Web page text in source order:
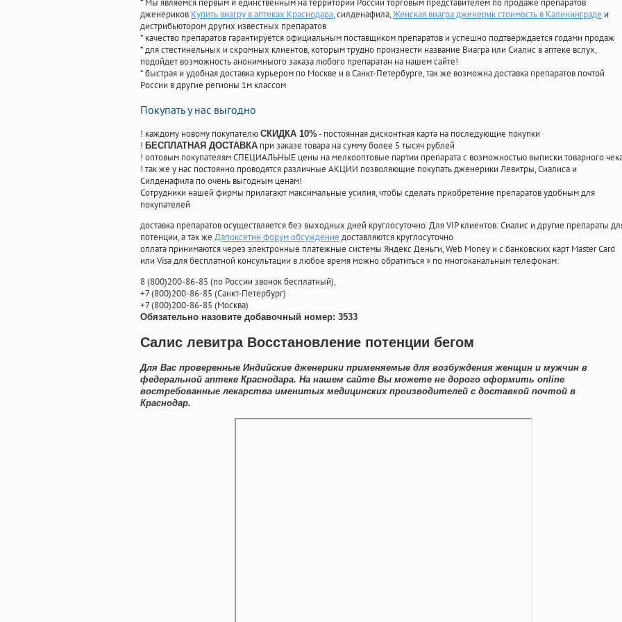
* Мы являемся первым и единственным на территории России торговым представителем по продаже препаратов
дженериков Купить виагру в аптеках Краснодара, силденафила,Женская виагра дженерик стоимость в Калининграде и
дистрибьютором других известных препаратов
* качество препаратов гарантируется официальным поставщиком препаратов и успешно подтверждается годами продаж
* для стестинельных и скромных клиентов, которым трудно произнести название Виагра или Сиалис в аптеке вслух,
подойдет возможность анонимныого заказа любого препаратан на нашем сайте!
* быстрая и удобная доставка курьером по Москве и в Санкт-Петербурге, так же возможна доставка препаратов почтой
России в другие регионы 1м классом
Покупать у нас выгодно
! каждому новому покупателю СКИДКА 10%- постоянная дисконтная карта на последующие покупки
! БЕСПЛАТНАЯ ДОСТАВКА при заказе товара на сумму более 5 тысяч рублей
! оптовым покупателям СПЕЦИАЛЬНЫЕ цены на мелкооптовые партии препарата с возможностью выписки товарного
! так же у нас постоянно проводятся различные АКЦИИ позволяющие покупать дженерики Левитры, Сиалиса и
Силденафила по очень выгодным ценам!
Cотрудники нашей фирмы прилагают максимальные усилия, чтобы сделать приобретение препаратов удобным для
покупателей
доставка препаратов осуществляется без выходных дней круглосуточно. Для VIP клиентов: Сиалис и другие препараты
потенции, а так же Дапоксетин форум обсуждение доставляются круглосуточно
оплата принимаются через электронные платежные системы Яндекс Деньги, Web Money и с банковских карт Master Card
или Visa для бесплатной консультации в любое время можно обратиться» по многоканальным телефонам:
8(800)200-86-85 (по России звонок бесплатный),
+7(800)200-86-85 (Санкт-Петербург)
+7(800)200-86-85 (Москва)
Обязательно назовите добавочный номер: 3533
Салис левитра Восстановление потенции бегом
Для Вас проверенные Индийские дженерики применяемые для возбуждения женщин и мужчин в
федеральной аптеке Краснодара. На нашем сайте Вы можете не дорого оформить online
востребованные лекарства именитых медицинских производителей с доставкой почтой в
Краснодар.